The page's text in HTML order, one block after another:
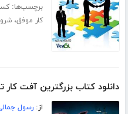
برچسب‌ها:
کار موفق،
دانلود کتاب بزرگترین آفت کار
از:رسول